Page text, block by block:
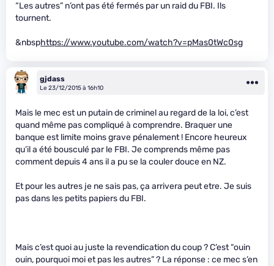
“Les autres” n’ont pas été fermés par un raid du FBI. Ils
tournent.
&nbsphttps://www.youtube.com/watch?v=pMas0tWc0sg
gjdass
Le 23/12/2015 à 16h10
Mais le mec est un putain de criminel au regard de la loi, c’est
quand même pas compliqué à comprendre. Braquer une
banque est limite moins grave pénalement ! Encore heureux
qu’il a été bousculé par le FBI. Je comprends même pas
comment depuis 4 ans il a pu se la couler douce en NZ.
Et pour les autres je ne sais pas, ça arrivera peut etre. Je suis
pas dans les petits papiers du FBI.
Mais c’est quoi au juste la revendication du coup ? C’est “ouin
ouin, pourquoi moi et pas les autres” ? La réponse : ce mec s’en